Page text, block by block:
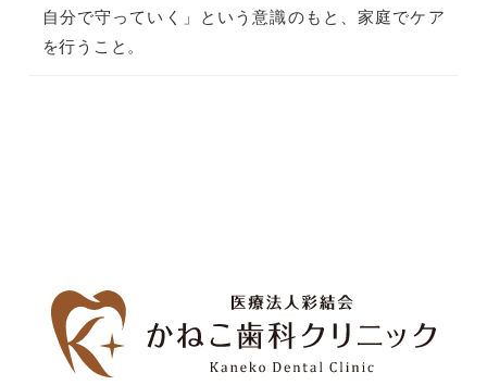
自分で守っていく」という意識のもと、家庭でケア
を行うこと。